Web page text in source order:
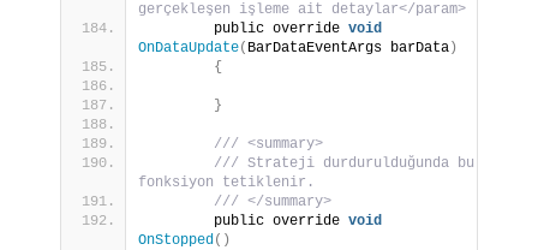
gerçekleşen işleme ait detaylar</param>
        public override
void
OnDataUpdate( BarDataEventArgs barData )
{
}
/// <summary>
/// Strateji durdurulduğunda bu
fonksiyon tetiklenir.
/// </summary>
        public override
void
OnStopped()